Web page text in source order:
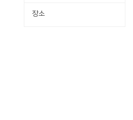
장소